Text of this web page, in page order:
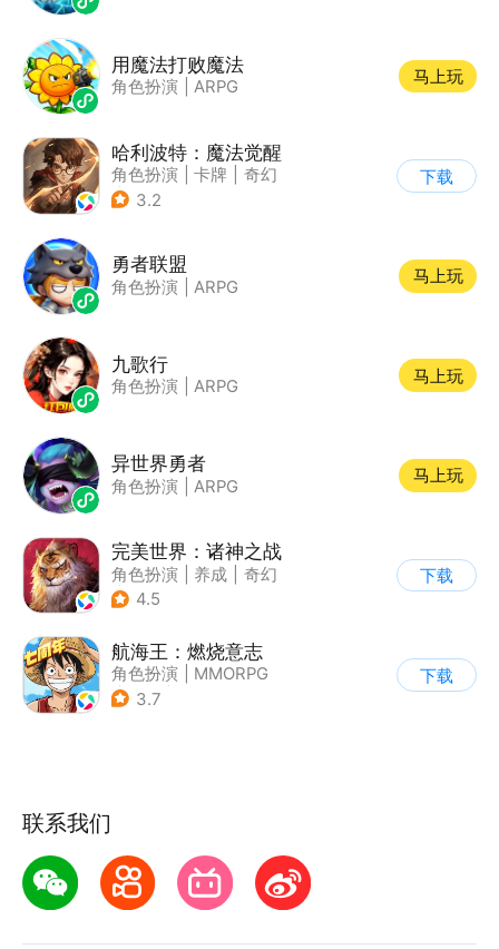
用魔法打败魔法
角色扮演 ARPG
马上玩
哈利波特：魔法觉醒
角色扮演 卡牌
奇幻
| 哈利波特
3.2
下载
勇者联盟
角色扮演 ARPG
马上玩
九歌行
角色扮演 ARPG
马上玩
异世界勇者
角色扮演 ARPG
马上玩
完美世界：诸神之战
角色扮演 养成
奇幻
| 完美世界
4.5
下载
航海王：燃烧意志
角色扮演
MMORPG
| 奇幻
3.7
下载
联系我们